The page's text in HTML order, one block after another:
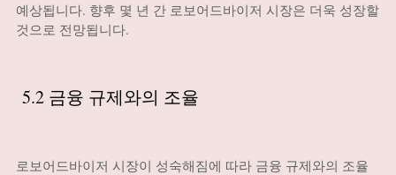
예상됩니다. 향후 몇 년 간 로보어드바이저 시장은 더욱 성장할
것으로 전망됩니다.
5.2 금융 규제와의 조율
로보어드바이저 시장이 성숙해짐에 따라 금융 규제와의 조율